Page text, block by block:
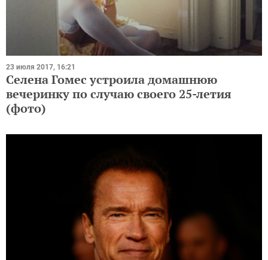
23 июля 2017, 16:21
Селена Гомес устроила домашнюю
вечеринку по случаю своего 25-летия
(фото)